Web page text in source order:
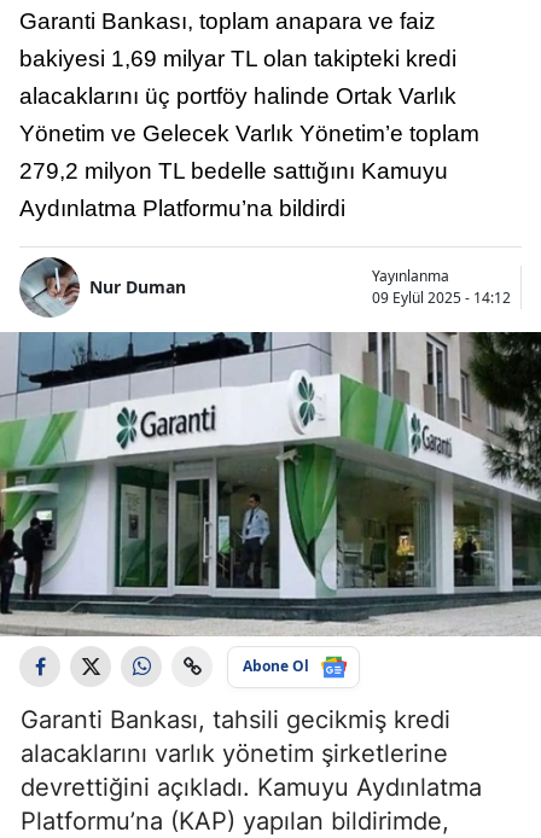
Garanti Bankası, toplam anapara ve faiz
bakiyesi 1,69 milyar TL olan takipteki kredi
alacaklarını üç portföy halinde Ortak Varlık
Yönetim ve Gelecek Varlık Yönetim’e toplam
279,2 milyon TL bedelle sattığını Kamuyu
Aydınlatma Platformu’na bildirdi
Nur Duman
Yayınlanma
09 Eylül 2025 - 14:12
Abone Ol
Garanti Bankası, tahsili gecikmiş kredi
alacaklarını varlık yönetim şirketlerine
devrettiğini açıkladı. Kamuyu Aydınlatma
Platformu’na (KAP) yapılan bildirimde,